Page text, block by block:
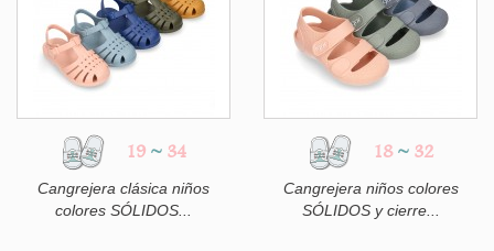
19 ~ 34
Cangrejera clásica niños
colores SÓLIDOS...
18 ~ 32
Cangrejera niños colores
SÓLIDOS y cierre...